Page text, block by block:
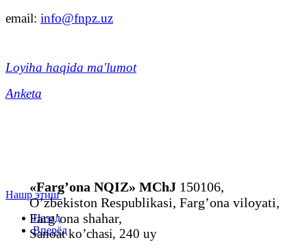
email: info@fnpz.uz
Loyiha haqida ma'lumot
Anketa
Нашр этиш
Назад
Вперёд
«Farg’ona NQIZ» MChJ 150106,
O’zbekiston Respublikasi, Farg’ona viloyati,
Farg’ona shahar,
Sanoat ko’chasi, 240 uy